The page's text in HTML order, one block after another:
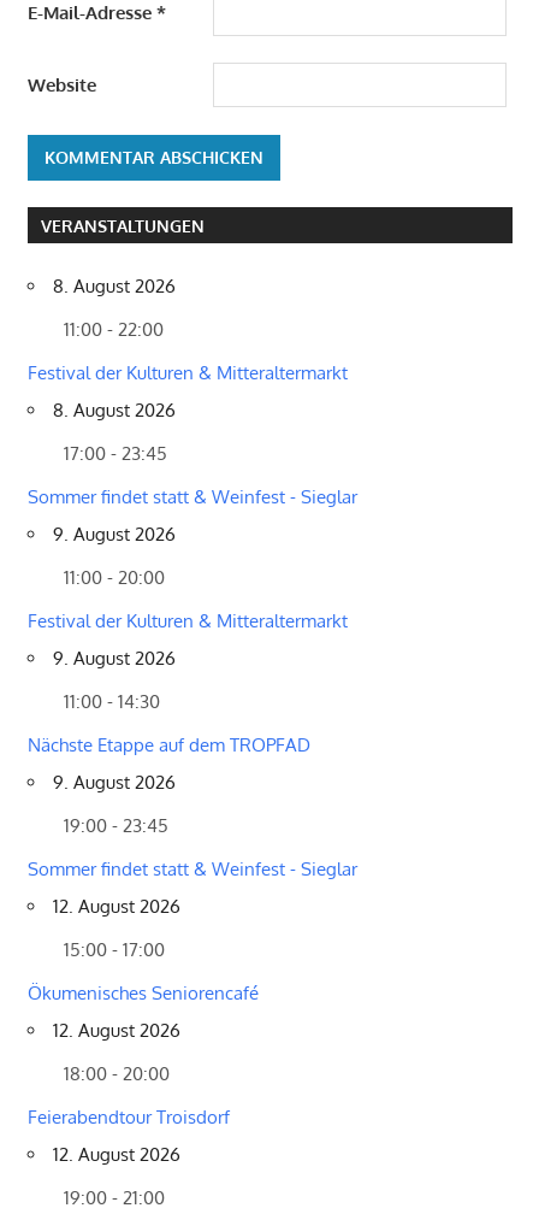
E-Mail-Adresse *
Website
VERANSTALTUNGEN
8. August 2026
11:00 - 22:00
Festival der Kulturen & Mitteraltermarkt
8. August 2026
17:00 - 23:45
Sommer findet statt & Weinfest - Sieglar
9. August 2026
11:00 - 20:00
Festival der Kulturen & Mitteraltermarkt
9. August 2026
11:00 - 14:30
Nächste Etappe auf dem TROPFAD
9. August 2026
19:00 - 23:45
Sommer findet statt & Weinfest - Sieglar
12. August 2026
15:00 - 17:00
Ökumenisches Seniorencafé
12. August 2026
18:00 - 20:00
Feierabendtour Troisdorf
12. August 2026
19:00 - 21:00